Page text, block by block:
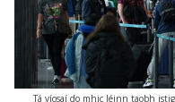
Tá víosaí do mhic léinn taobh